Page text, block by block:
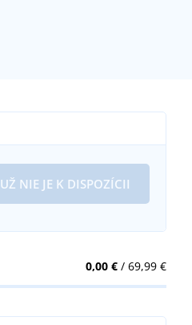
NIE JE K DISPOZÍCII
0,00 €/ 69,99 €